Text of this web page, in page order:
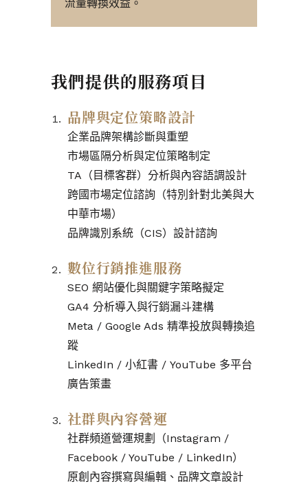
流量轉換效益。
我們提供的服務項目
品牌與定位策略設計
企業品牌架構診斷與重塑
市場區隔分析與定位策略制定
TA（目標客群）分析與內容語調設計
跨國市場定位諮詢（特別針對北美與大
中華市場）
品牌識別系統（CIS）設計諮詢
數位行銷推進服務
SEO 網站優化與關鍵字策略擬定
GA4 分析導入與行銷漏斗建構
Meta / Google Ads 精準投放與轉換追
蹤
LinkedIn / 小紅書 / YouTube 多平台
廣告策畫
社群與內容營運
社群頻道營運規劃（Instagram /
Facebook / YouTube / LinkedIn）
原創內容撰寫與編輯、品牌文章設計